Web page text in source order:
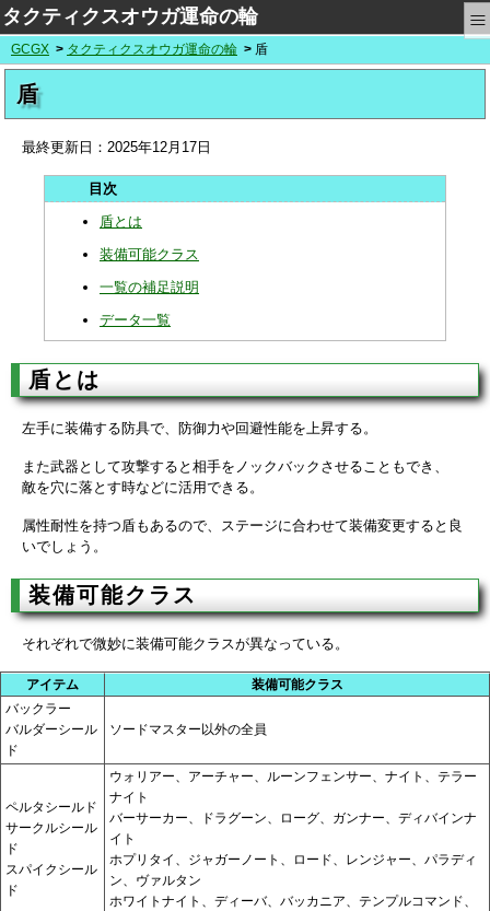
タクティクスオウガ運命の輪 ≡
GCGX タクティクスオウガ運命の輪 盾
盾
最終更新日： 2025年12月17日
盾とは
装備可能クラス
一覧の補足説明
データ一覧
盾とは
左手に装備する防具で、防御力や回避性能を上昇する。
また武器として攻撃すると相手をノックバックさせることもでき、
敵を穴に落とす時などに活用できる。
属性耐性を持つ盾もあるので、ステージに合わせて装備変更すると良
いでしょう。
装備可能クラス
それぞれで微妙に装備可能クラスが異なっている。
アイテム
装備可能クラス
バックラー
バルダーシール
ド
ソードマスター以外の全員
ペルタシールド
サークルシール
ド
スパイクシール
ド
ウォリアー、アーチャー、ルーンフェンサー、ナイト、テラー
ナイト
バーサーカー、ドラグーン、ローグ、ガンナー、ディバインナ
イト
ホプリタイ、ジャガーノート、ロード、レンジャー、パラディ
ン、ヴァルタン
ホワイトナイト、ディーバ、バッカニア、テンプルコマンド、